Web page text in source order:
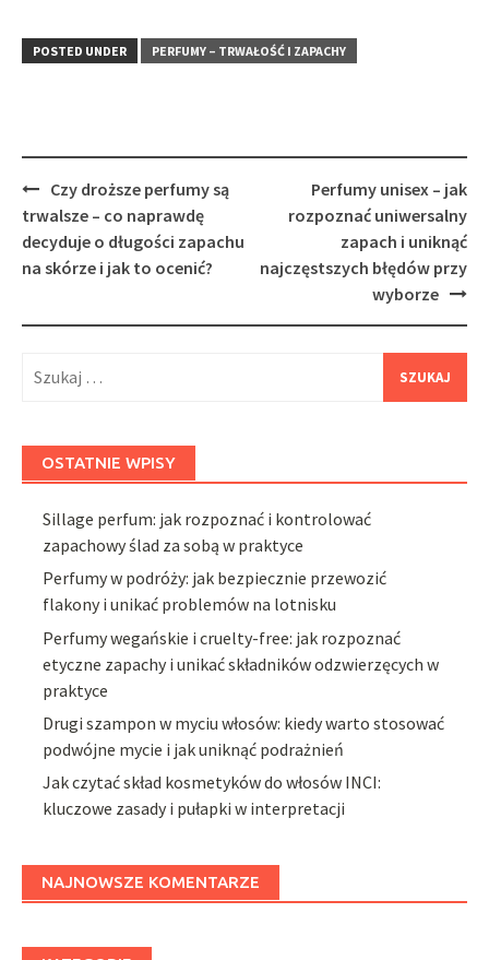
POSTED UNDER PERFUMY – TRWAŁOŚĆ I ZAPACHY
Post
navigation
Czy droższe perfumy są
trwalsze – co naprawdę
decyduje o długości zapachu
na skórze i jak to ocenić?
Perfumy unisex – jak
rozpoznać uniwersalny
zapach i uniknąć
najczęstszych błędów przy
wyborze
OSTATNIE WPISY
Sillage perfum: jak rozpoznać i kontrolować
zapachowy ślad za sobą w praktyce
Perfumy w podróży: jak bezpiecznie przewozić
flakony i unikać problemów na lotnisku
Perfumy wegańskie i cruelty-free: jak rozpoznać
etyczne zapachy i unikać składników odzwierzęcych w
praktyce
Drugi szampon w myciu włosów: kiedy warto stosować
podwójne mycie i jak uniknąć podrażnień
Jak czytać skład kosmetyków do włosów INCI:
kluczowe zasady i pułapki w interpretacji
NAJNOWSZE KOMENTARZE